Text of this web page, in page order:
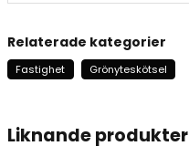
Liknande produkter
Relaterade kategorier
Fastighet Grönyteskötsel